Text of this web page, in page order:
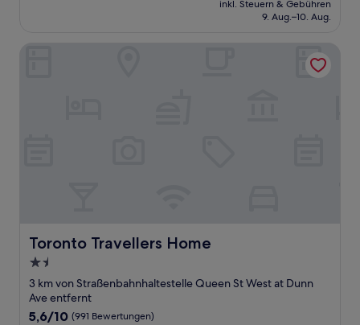
beträgt
inkl. Steuern & Gebühren
9. Aug.–10. Aug.
Toronto Travellers Home
Toronto Travellers Home
1.5-
Sterne-
Unterkunft
3 km von Straßenbahnhaltestelle Queen St West at Dunn
Ave entfernt
5.6
5,6/10 (991 Bewertungen)